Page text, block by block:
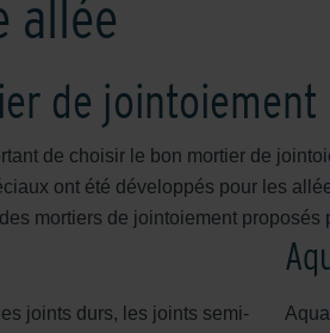
allée
de
de choisir le bon mortier de
ont été développés pour les
mortiers de jointoiement proposés
joints durs, les joints semi-